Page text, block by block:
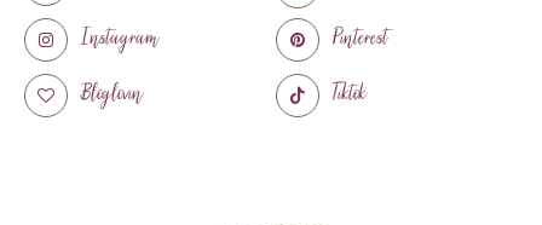
Instagram
Pinterest
Bloglovin
Tiktok